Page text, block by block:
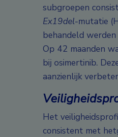
subgroepen
Ex19del-mutatie
behandeld
Op 42 maanden
bij osimertinib.
aanzienlijk
Het
consistent met